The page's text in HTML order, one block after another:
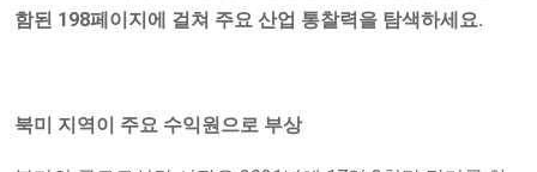
함된 198페이지에 걸쳐 주요 산업 통찰력을 탐색하세요.
북미 지역이 주요 수익원으로 부상